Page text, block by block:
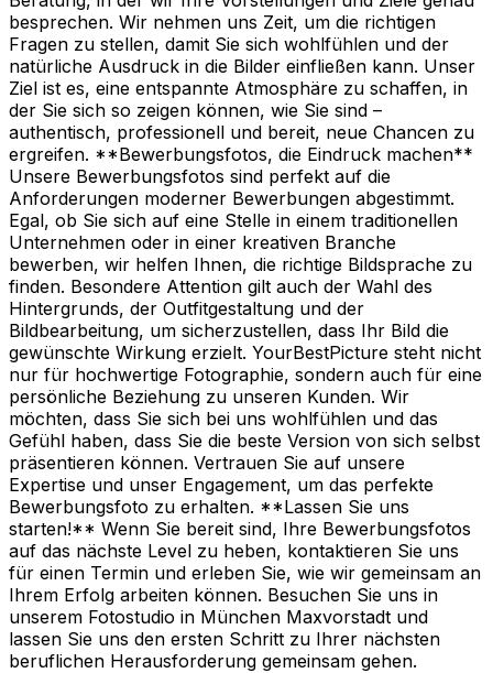
besprechen. Wir nehmen uns Zeit, um die richtigen
Fragen zu stellen, damit Sie sich wohlfühlen und der
natürliche Ausdruck in die Bilder einfließen kann. Unser
Ziel ist es, eine entspannte Atmosphäre zu schaffen, in
der Sie sich so zeigen können, wie Sie sind –
authentisch, professionell und bereit, neue Chancen zu
ergreifen. **Bewerbungsfotos, die Eindruck machen**
Unsere Bewerbungsfotos sind perfekt auf die
Anforderungen moderner Bewerbungen abgestimmt.
Egal, ob Sie sich auf eine Stelle in einem traditionellen
Unternehmen oder in einer kreativen Branche
bewerben, wir helfen Ihnen, die richtige Bildsprache zu
finden. Besondere Attention gilt auch der Wahl des
Hintergrunds, der Outfitgestaltung und der
Bildbearbeitung, um sicherzustellen, dass Ihr Bild die
gewünschte Wirkung erzielt. YourBestPicture steht nicht
nur für hochwertige Fotographie, sondern auch für eine
persönliche Beziehung zu unseren Kunden. Wir
möchten, dass Sie sich bei uns wohlfühlen und das
Gefühl haben, dass Sie die beste Version von sich selbst
präsentieren können. Vertrauen Sie auf unsere
Expertise und unser Engagement, um das perfekte
Bewerbungsfoto zu erhalten. **Lassen Sie uns
starten!** Wenn Sie bereit sind, Ihre Bewerbungsfotos
auf das nächste Level zu heben, kontaktieren Sie uns
für einen Termin und erleben Sie, wie wir gemeinsam an
Ihrem Erfolg arbeiten können. Besuchen Sie uns in
unserem Fotostudio in München Maxvorstadt und
lassen Sie uns den ersten Schritt zu Ihrer nächsten
beruflichen Herausforderung gemeinsam gehen.